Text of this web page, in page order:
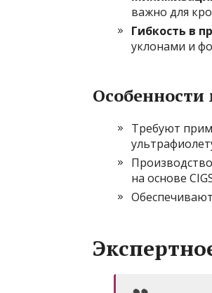
важно для
Гибкость в
уклонами и
Требуют
на основе